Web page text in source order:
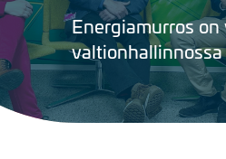
Energiamurros